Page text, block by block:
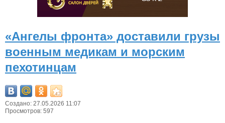
«Ангелы фронта» доставили грузы
военным медикам и морским
пехотинцам
Создано: 27.05.2026 11:07
Просмотров: 597